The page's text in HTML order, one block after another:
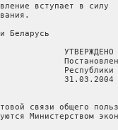
вступает в силу
Беларусь
УТВЕРЖДЕНО
Республики
31.03.2004
связи общего
Министерством